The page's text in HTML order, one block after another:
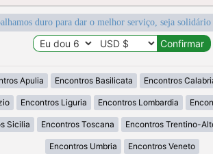
duro para dar o melhor serviço, seja
Apulia Encontros Basilicata Encontros
Encontros Liguria Encontros Lombardia
Sicilia Encontros Toscana Encontros Trentino-
Encontros Umbria Encontros Veneto